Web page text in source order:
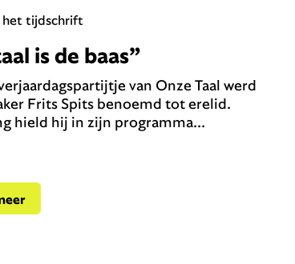
het tijdschrift
is de baas”
van Onze Taal werd
Frits Spits benoemd tot erelid.
hield hij in zijn programma...